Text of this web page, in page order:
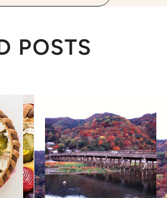
POSTS